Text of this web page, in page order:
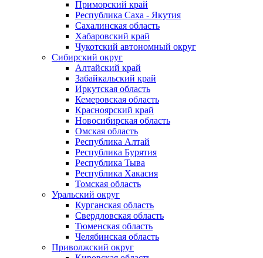
Приморский край
Республика Саха - Якутия
Сахалинская область
Хабаровский край
Чукотский автономный округ
Сибирский округ
Алтайский край
Забайкальский край
Иркутская область
Кемеровская область
Красноярский край
Новосибирская область
Омская область
Республика Алтай
Республика Бурятия
Республика Тыва
Республика Хакасия
Томская область
Уральский округ
Курганская область
Свердловская область
Тюменская область
Челябинская область
Приволжский округ